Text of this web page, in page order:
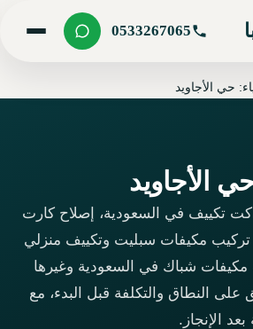
0533267065
حي الأجاويد
الأجاويد
تكييف في السعودية، إصلاح كارت
مكيفات سبليت وتكييف منزلي
مكيفات شباك في السعودية وغيرها
النطاق والتكلفة قبل البدء، مع
الإنجاز.